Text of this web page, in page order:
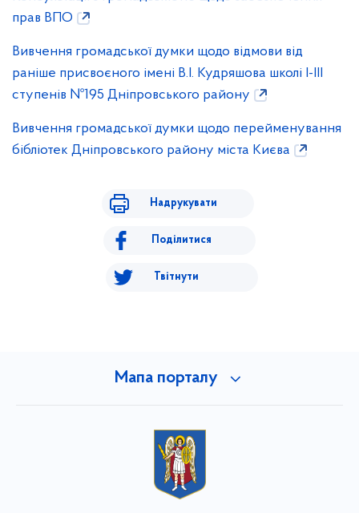
прав ВПО
Вивчення громадської думки щодо відмови від
раніше присвоєного імені В.І. Кудряшова школі I-III
ступенів №195 Дніпровського району
Вивчення громадської думки щодо перейменування
бібліотек Дніпровського району міста Києва
Надрукувати
Поділитися
Твітнути
Мапа порталу